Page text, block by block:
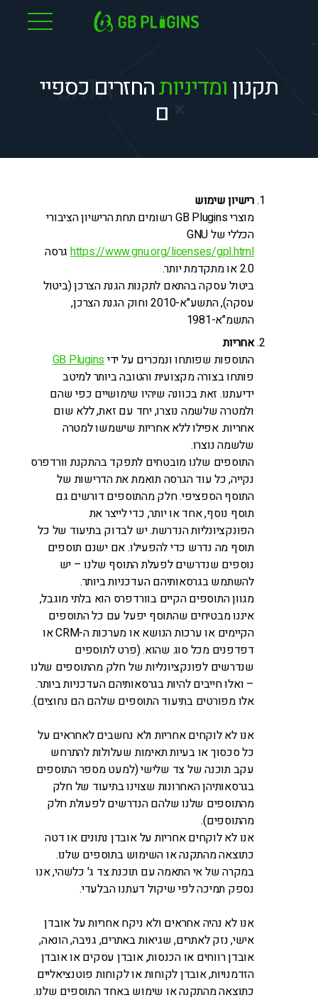
לתוכן
תקנוןומדיניותהחזרים כספיי
ם
רישיון שימוש
מוצרי GB Plugins רשומים תחת הרישיון הציבורי
הכללי של GNU
https://www.gnu.org/licenses/gpl.htmlגרסה
2.0 או מתקדמת יותר.
ביטול עסקה בהתאם לתקנות הגנת הצרכן (ביטול
עסקה), התשע"א-2010 וחוק הגנת הצרכן,
התשמ"א-1981
אחריות
התוספות שפותחו ונמכרים על ידיGB Plugins
פותחו בצורה מקצועית והטובה ביותר למיטב
ידיעתנו. זאת בכוונה שיהיו שימושיים כפי שהם
ולמטרה שלשמה נוצרו, יחד עם זאת, ללא שום
אחריות. אפילו ללא אחריות שישמשו למטרה
שלשמה נוצרו.
התוספים שלנו מובטחים לתפקד בהתקנת וורדפרס
נקייה, כל עוד הגרסה תואמת את הדרישות של
התוסף הספציפי. חלק מהתוספים דורשים גם
תוסף נוסף, אחד או יותר, כדי לייצר את
הפונקציונליות הנדרשת. יש לבדוק בתיעוד של כל
תוסף מה נדרש כדי להפעילו. אם ישנם תוספים
נוספים שנדרשים לפעלת התוסף שלנו – יש
להשתמש בגרסאותיהם העדכניות ביותר.
מגוון התוספים הקיים בוורדפרס הוא בלתי מוגבל,
איננו מבטיחים שהתוסף יפעל עם כל התוספים
הקיימים או ערכות הנושא או מערכות ה-CRM או
דפדפנים מכל סוג שהוא. (פרט לתוספים
שנדרשים לפונקציונליות של חלק מהתוספים שלנו
– ואלו חייבים להיות בגרסאותיהם העדכניות ביותר.
אלו מפורטים בתיעוד התוספים שלהם הם נחוצים).
אנו לא לוקחים אחריות ולא נחשבים לאחראים על
כל סכסוך או בעיות תאימות שעלולות להתרחש
עקב תוכנה של צד שלישי (למעט מספר התוספים
בגרסאותיהן האחרונות שצוינו בתיעוד של חלק
מהתוספים שלנו שלהם הנדרשים לפעולת חלק
מהתוספים).
אנו לא לוקחים אחריות על אובדן נתונים או דטה
כתוצאה מהתקנה או השימוש בתוספים שלנו.
במקרה של אי התאמה עם תוכנת צד ג' כלשהי, אנו
נספק תמיכה לפי שיקול דעתנו הבלעדי.
אנו לא נהיה אחראים ולא ניקח אחריות על אובדן
אישי, נזק לאתרים, שגיאות באתרים, גניבה, הונאה,
אובדן רווחים או הכנסות, אובדן עסקים או אובדן
הזדמנויות, אובדן לקוחות או לקוחות פוטנציאליים
כתוצאה מהתקנה או שימוש באחד התוספים שלנו.